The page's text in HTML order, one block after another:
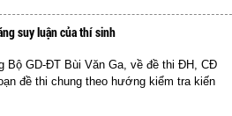
suy luận của thí sinh
Bộ GD-ĐT Bùi Văn Ga, về đề thi ĐH, CĐ
đề thi chung theo hướng kiểm tra kiến